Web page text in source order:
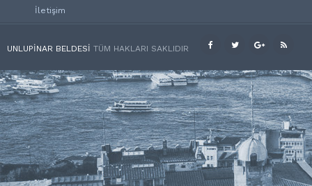
İletişim
UNLUPINAR BELDESI TÜM HAKLARI SAKLIDIR